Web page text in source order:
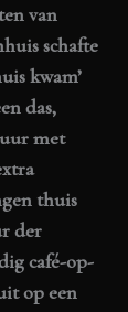
van
schafte
kwam’
das,
met
thuis
der
café-op-
op een